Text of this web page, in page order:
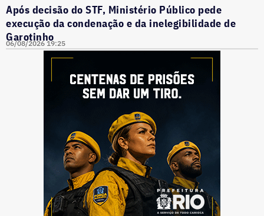
Após decisão do STF, Ministério Público pede
execução da condenação e da inelegibilidade de
Garotinho
06/08/2026 19:25